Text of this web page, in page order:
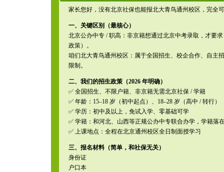
家长您好，没有北京社保也能报北大青鸟通州校区，完全
一、关键区别（最核心）
北京公办中专 / 职高：非京籍想通过北京中考录取，才要
政策）。
咱们北大青鸟通州校区：属于全国招生、校企合作、自主
限制。
二、我们的招生政策（2026 年明确）
✅ 全国招生、不限户籍、非京籍无需北京社保 / 学籍
✅ 年龄：15–18 岁（初中起点）、18–28 岁（高中 / 转行）
✅ 学历：初中及以上，免试入学、零基础可学
✅ 学籍：和河北、山西等正规公办中专联合办学，学籍落
✅ 上课地点：全程在北京通州校区全日制面授学习
三、报名材料（简单，和社保无关）
身份证
户口本